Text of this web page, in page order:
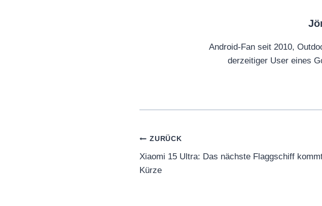
Android-Fan seit 2010,
derzeitiger User eines
Beitragsnavigation
ZURÜCK
Xiaomi 15 Ultra: Das nächste Flaggschiff
Kürze